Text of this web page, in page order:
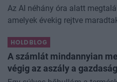
Az AI néhány óra alatt
amelyek évekig rejtve
különösen nagy...
HOLDBLOG
A számlát mindannyian
végig az aszály a